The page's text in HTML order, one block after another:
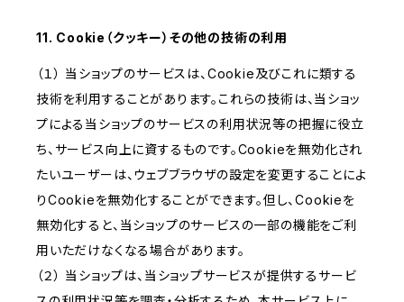
11. Cookie（クッキー）その他の技術の利用
（１） 当ショップのサービスは、Cookie及びこれに類する
技術を利用することがあります。これらの技術は、当ショッ
プによる当ショップのサービスの利用状況等の把握に役立
ち、サービス向上に資するものです。Cookieを無効化され
たいユーザーは、ウェブブラウザの設定を変更することによ
りCookieを無効化することができます。但し、Cookieを
無効化すると、当ショップのサービスの一部の機能をご利
用いただけなくなる場合があります。
（２） 当ショップは、当ショップサービスが提供するサービ